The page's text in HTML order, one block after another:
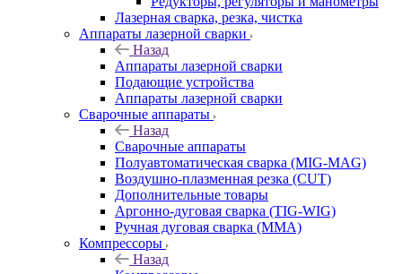
Лазерная сварка, резка, чистка
Аппараты лазерной сварки
Назад
Аппараты лазерной сварки
Подающие устройства
Аппараты лазерной сварки
Сварочные аппараты
Назад
Сварочные аппараты
Полуавтоматическая сварка (MIG-MAG)
Воздушно-плазменная резка (CUT)
Дополнительные товары
Аргонно-дуговая сварка (TIG-WIG)
Ручная дуговая сварка (MMA)
Компрессоры
Назад